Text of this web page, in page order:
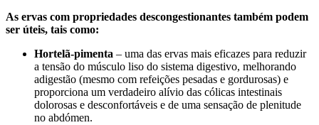
As ervas com propriedades descongestionantes também podem
ser úteis, tais como:
Hortelã-pimenta – uma das ervas mais eficazes para reduzir
a tensão do músculo liso do sistema digestivo, melhorando
adigestão (mesmo com refeições pesadas e gordurosas) e
proporciona um verdadeiro alívio das cólicas intestinais
dolorosas e desconfortáveis e de uma sensação de plenitude
no abdómen.